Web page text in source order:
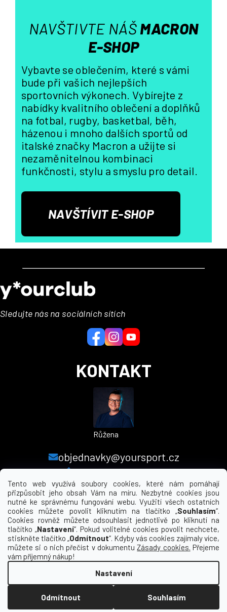
Tento web využívá soubory cookies, které nám pomáhají
přizpůsobit jeho obsah Vám na míru. Nezbytné cookies jsou
nutné ke správnému fungování webu. Využití všech ostatních
cookies můžete povolit kliknutím na tlačítko „Souhlasím“.
Cookies rovněž můžete odsouhlasit jednotlivě po kliknutí na
tlačítko „Nastavení“. Pokud volitelné cookies povolit nechcete,
stiskněte tlačítko „Odmítnout“. Kdyby vás cookies zajímaly více,
můžete si o nich přečíst v dokumentuZásady cookies. Přejeme
vám příjemný nákup!
Nastavení
Odmítnout Souhlasím
p
i
s
NAVŠTIVTE NÁŠMACRON
E-SHOP
Vybavte se oblečením, které s vámi
bude při vašich nejlepších
sportovních výkonech. Vybírejte z
nabídky kvalitního oblečení a doplňků
na fotbal, rugby, basketbal, běh,
házenou i mnoho dalších sportů od
italské značky Macron a užijte si
nezaměnitelnou kombinaci
funkčnosti, stylu a smyslu pro detail.
NAVŠTÍVIT E-SHOP
á
p
a
Sledujte nás na sociálních sítích
KONTAKT
Růžena
objednavky@yoursport.cz
+420 224 250 000
MENU
INFORMACE PRO VÁS
KDE NÁS NAJDETE
Vytvořil Shoptet
Copyright 2026
. Všechna práva